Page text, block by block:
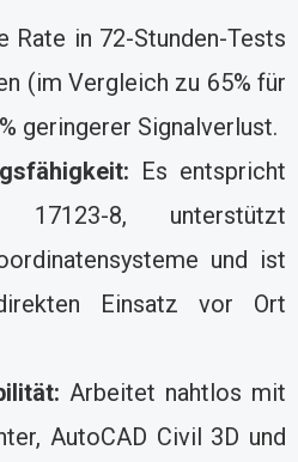
Rate in 72-Stunden-Tests
(im Vergleich zu 65% für
geringerer Signalverlust.
Es entspricht
8, unterstützt
und ist
Einsatz vor Ort
Arbeitet nahtlos mit
AutoCAD Civil 3D und